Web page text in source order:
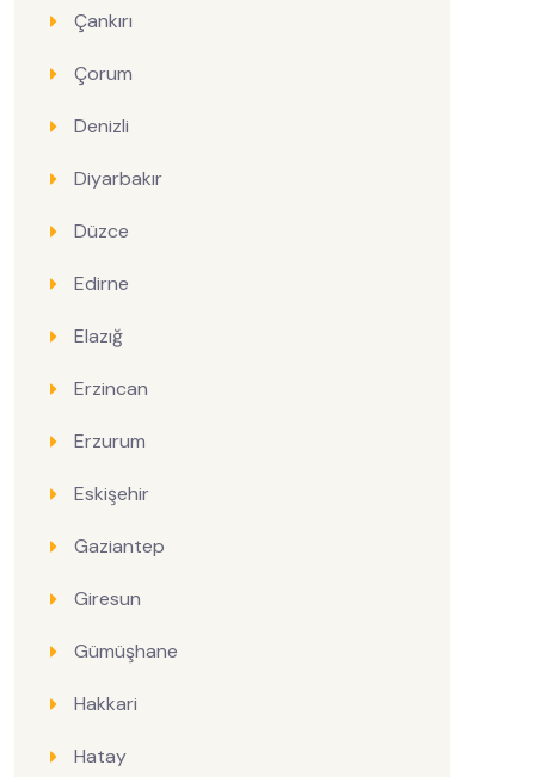
Çankırı
Çorum
Denizli
Diyarbakır
Düzce
Edirne
Elazığ
Erzincan
Erzurum
Eskişehir
Gaziantep
Giresun
Gümüşhane
Hakkari
Hatay